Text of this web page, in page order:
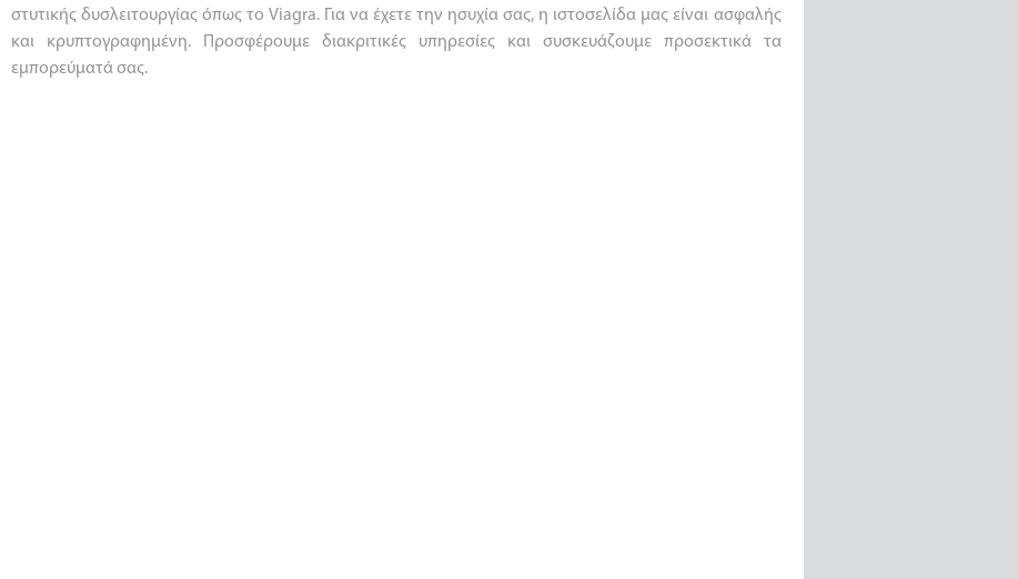
στυτικής δυσλειτουργίας όπως το Viagra. Για να έχετε την ησυχία σας, η ιστοσελίδα μας είναι ασφαλής
και κρυπτογραφημένη. Προσφέρουμε διακριτικές υπηρεσίες και συσκευάζουμε προσεκτικά τα
εμπορεύματά σας.